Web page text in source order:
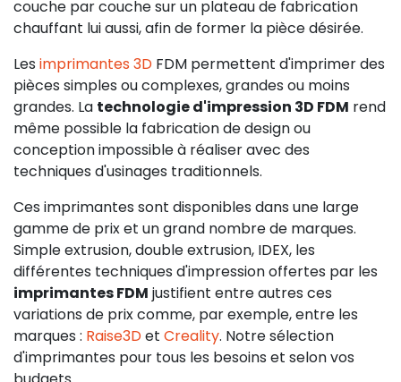
couche par couche sur un plateau de fabrication
chauffant lui aussi, afin de former la pièce désirée.
Les imprimantes 3D FDM permettent d'imprimer des
pièces simples ou complexes, grandes ou moins
grandes. La technologie d'impression 3D FDM rend
même possible la fabrication de design ou
conception impossible à réaliser avec des
techniques d'usinages traditionnels.
Ces imprimantes sont disponibles dans une large
gamme de prix et un grand nombre de marques.
Simple extrusion, double extrusion, IDEX, les
différentes techniques d'impression offertes par les
imprimantes FDM justifient entre autres ces
variations de prix comme, par exemple, entre les
marques : Raise3Det Creality. Notre sélection
d'imprimantes pour tous les besoins et selon vos